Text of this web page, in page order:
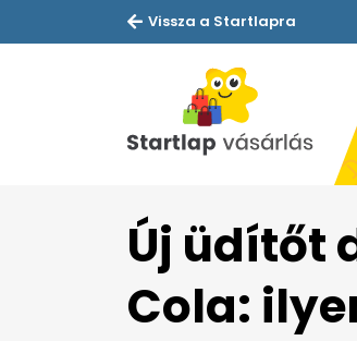
Vissza a Startlapra
Új üdítőt
Cola: